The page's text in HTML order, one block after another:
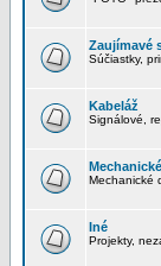
Zaujímavé
Súčiastky,
Kabeláž
Signálové,
Mechanické
Iné
Projekty,